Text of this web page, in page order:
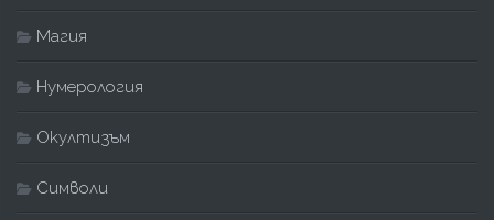
Магия
Нумерология
Окултизъм
Символи